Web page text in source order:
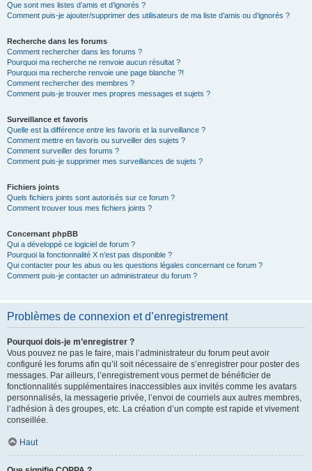
Que sont mes listes d’amis et d’ignorés ?
Comment puis-je ajouter/supprimer des utilisateurs de ma liste d’amis ou d’ignorés ?
Recherche dans les forums
Comment rechercher dans les forums ?
Pourquoi ma recherche ne renvoie aucun résultat ?
Pourquoi ma recherche renvoie une page blanche ?!
Comment rechercher des membres ?
Comment puis-je trouver mes propres messages et sujets ?
Surveillance et favoris
Quelle est la différence entre les favoris et la surveillance ?
Comment mettre en favoris ou surveiller des sujets ?
Comment surveiller des forums ?
Comment puis-je supprimer mes surveillances de sujets ?
Fichiers joints
Quels fichiers joints sont autorisés sur ce forum ?
Comment trouver tous mes fichiers joints ?
Concernant phpBB
Qui a développé ce logiciel de forum ?
Pourquoi la fonctionnalité X n’est pas disponible ?
Qui contacter pour les abus ou les questions légales concernant ce forum ?
Comment puis-je contacter un administrateur du forum ?
Problèmes de connexion et d’enregistrement
Pourquoi dois-je m’enregistrer ?
Vous pouvez ne pas le faire, mais l’administrateur du forum peut avoir
configuré les forums afin qu’il soit nécessaire de s’enregistrer pour poster des
messages. Par ailleurs, l’enregistrement vous permet de bénéficier de
fonctionnalités supplémentaires inaccessibles aux invités comme les avatars
personnalisés, la messagerie privée, l’envoi de courriels aux autres membres,
l’adhésion à des groupes, etc. La création d’un compte est rapide et vivement
conseillée.
Haut